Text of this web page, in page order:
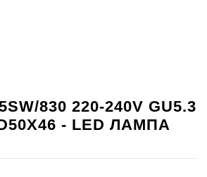
830 220-240V GU5.3
- LED ЛАМПА